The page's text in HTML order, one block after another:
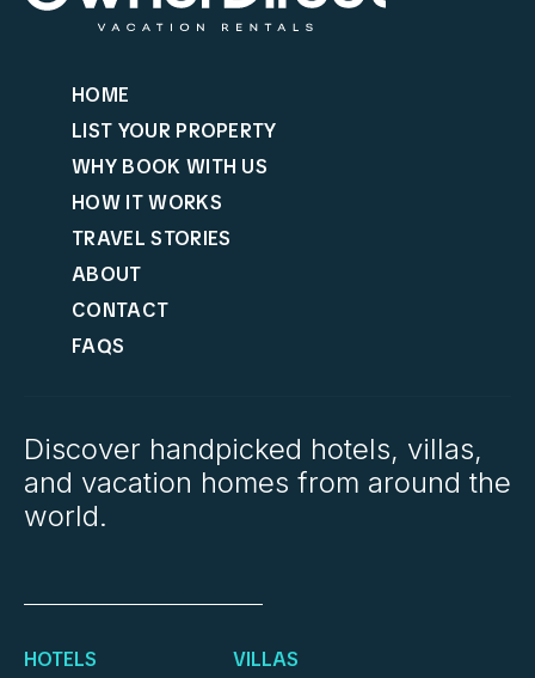
HOME
LIST YOUR PROPERTY
WHY BOOK WITH US
HOW IT WORKS
TRAVEL STORIES
ABOUT
CONTACT
FAQS
Discover handpicked hotels, villas,
and vacation homes from around the
world.
HOTELS VILLAS